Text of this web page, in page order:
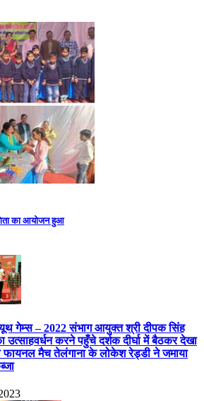
का आयोजन हुआ
गेम्स – 2022 संभाग आयुक्त श्री दीपक सिंह
उत्साहवर्धन करने पहुँचे दर्शक दीर्घा में बैठकर देखा
फायनल मैच तेलंगाना के लोकेश रेड्डी ने जमाया